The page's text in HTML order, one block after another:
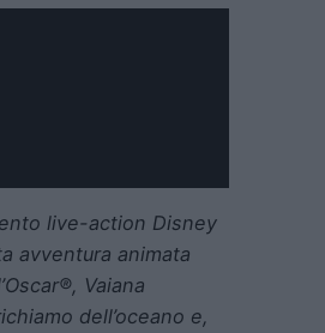
live-action Disney
avventura animata
Vaiana
dell’oceano e,